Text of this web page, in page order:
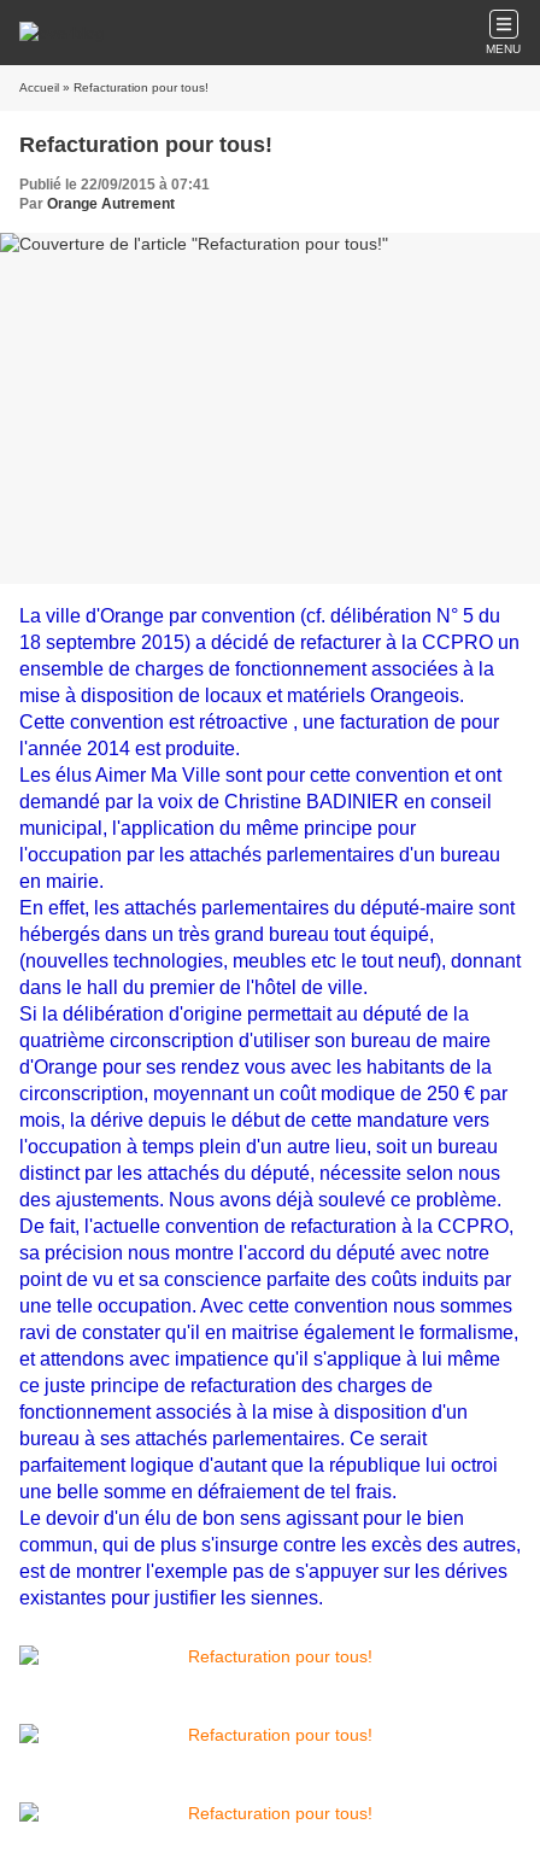
MENU
Accueil » Refacturation pour tous!
Refacturation pour tous!
Publié le 22/09/2015 à 07:41
Par Orange Autrement
La ville d'Orange par convention (cf. délibération N° 5 du
18 septembre 2015) a décidé de refacturer à la CCPRO un
ensemble de charges de fonctionnement associées à la
mise à disposition de locaux et matériels Orangeois.
Cette convention est rétroactive , une facturation de pour
l'année 2014 est produite.
Les élus Aimer Ma Ville sont pour cette convention et ont
demandé par la voix de Christine BADINIER en conseil
municipal, l'application du même principe pour
l'occupation par les attachés parlementaires d'un bureau
en mairie.
En effet, les attachés parlementaires du député-maire sont
hébergés dans un très grand bureau tout équipé,
(nouvelles technologies, meubles etc le tout neuf), donnant
dans le hall du premier de l'hôtel de ville.
Si la délibération d'origine permettait au député de la
quatrième circonscription d'utiliser son bureau de maire
d'Orange pour ses rendez vous avec les habitants de la
circonscription, moyennant un coût modique de 250 € par
mois, la dérive depuis le début de cette mandature vers
l'occupation à temps plein d'un autre lieu, soit un bureau
distinct par les attachés du député, nécessite selon nous
des ajustements. Nous avons déjà soulevé ce problème.
De fait, l'actuelle convention de refacturation à la CCPRO,
sa précision nous montre l'accord du député avec notre
point de vu et sa conscience parfaite des coûts induits par
une telle occupation. Avec cette convention nous sommes
ravi de constater qu'il en maitrise également le formalisme,
et attendons avec impatience qu'il s'applique à lui même
ce juste principe de refacturation des charges de
fonctionnement associés à la mise à disposition d'un
bureau à ses attachés parlementaires. Ce serait
parfaitement logique d'autant que la république lui octroi
une belle somme en défraiement de tel frais.
Le devoir d'un élu de bon sens agissant pour le bien
commun, qui de plus s'insurge contre les excès des autres,
est de montrer l'exemple pas de s'appuyer sur les dérives
existantes pour justifier les siennes.